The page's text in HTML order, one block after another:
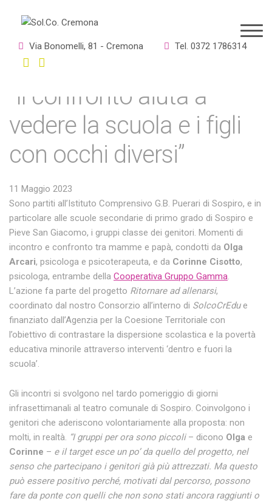
Via Bonomelli, 81 - Cremona Tel. 0372 1786314
SolcoCrEdu, a Sospiro
partiti i gruppi di genitori.
“Il confronto aiuta a
vedere la scuola e i figli
con occhi diversi”
11 Maggio 2023
Sono partiti all’Istituto Comprensivo G.B. Puerari di Sospiro, e in
particolare alle scuole secondarie di primo grado di Sospiro e
Pieve San Giacomo, i gruppi classe dei genitori. Momenti di
incontro e confronto tra mamme e papà, condotti da Olga
Arcari, psicologa e psicoterapeuta, e da Corinne Cisotto,
psicologa, entrambe della Cooperativa Gruppo Gamma.
L’azione fa parte del progetto Ritornare ad allenarsi,
coordinato dal nostro Consorzio all’interno di SolcoCrEdue
finanziato dall’Agenzia per la Coesione Territoriale con
l’obiettivo di contrastare la dispersione scolastica e la povertà
educativa minorile attraverso interventi ‘dentro e fuori la
scuola’.
Gli incontri si svolgono nel tardo pomeriggio di giorni
infrasettimanali al teatro comunale di Sospiro. Coinvolgono i
genitori che aderiscono volontariamente alla proposta: non
molti, in realtà. “I gruppi per ora sono piccoli – dicono Olga e
Corinne – e il target esce un po’ da quello del progetto, nel
senso che partecipano i genitori già più attrezzati. Ma questo
può essere positivo perché, motivati dal percorso, possono
fare da ponte con quelli che non sono stati ancora raggiunti o